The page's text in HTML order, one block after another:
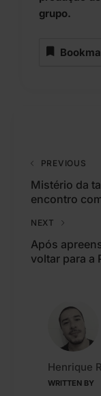
grupo.
PREVIOUS
Mistério da
encontro
NEXT
Após
voltar para a
WRITTEN BY
Henrique